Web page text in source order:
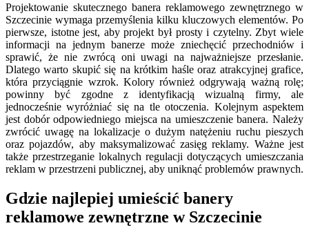
Projektowanie skutecznego banera reklamowego zewnętrznego w
Szczecinie wymaga przemyślenia kilku kluczowych elementów. Po
pierwsze, istotne jest, aby projekt był prosty i czytelny. Zbyt wiele
informacji na jednym banerze może zniechęcić przechodniów i
sprawić, że nie zwrócą oni uwagi na najważniejsze przesłanie.
Dlatego warto skupić się na krótkim haśle oraz atrakcyjnej grafice,
która przyciągnie wzrok. Kolory również odgrywają ważną rolę;
powinny być zgodne z identyfikacją wizualną firmy, ale
jednocześnie wyróżniać się na tle otoczenia. Kolejnym aspektem
jest dobór odpowiedniego miejsca na umieszczenie banera. Należy
zwrócić uwagę na lokalizacje o dużym natężeniu ruchu pieszych
oraz pojazdów, aby maksymalizować zasięg reklamy. Ważne jest
także przestrzeganie lokalnych regulacji dotyczących umieszczania
reklam w przestrzeni publicznej, aby uniknąć problemów prawnych.
Gdzie najlepiej umieścić banery
reklamowe zewnętrzne w Szczecinie